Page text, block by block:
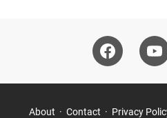
About Contact Privacy